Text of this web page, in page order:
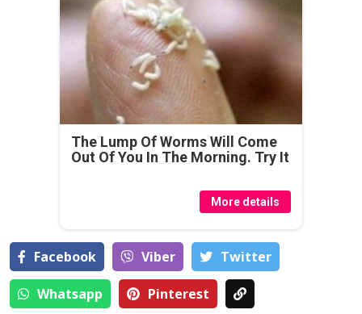
The Lump Of Worms Will Come
Out Of You In The Morning. Try It
More details
Facebook Viber Тwitter
Whatsapp Pinterest